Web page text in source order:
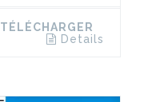
TÉLÉCHARGER
Details